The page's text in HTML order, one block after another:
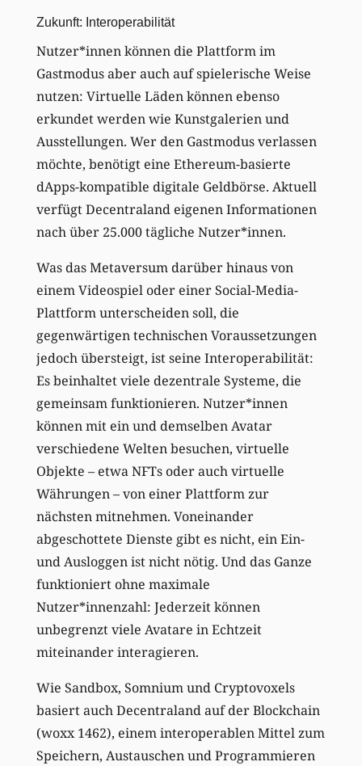
Zukunft: Interoperabilität
Nutzer*innen können die Plattform im
Gastmodus aber auch auf spielerische Weise
nutzen: Virtuelle Läden können ebenso
erkundet werden wie Kunstgalerien und
Ausstellungen. Wer den Gastmodus verlassen
möchte, benötigt eine Ethereum-basierte
dApps-kompatible digitale Geldbörse. Aktuell
verfügt Decentraland eigenen Informationen
nach über 25.000 tägliche Nutzer*innen.
Was das Metaversum darüber hinaus von
einem Videospiel oder einer Social-Media-
Plattform unterscheiden soll, die
gegenwärtigen technischen Voraussetzungen
jedoch übersteigt, ist seine Interoperabilität:
Es beinhaltet viele dezentrale Systeme, die
gemeinsam funktionieren. Nutzer*innen
können mit ein und demselben Avatar
verschiedene Welten besuchen, virtuelle
Objekte – etwa NFTs oder auch virtuelle
Währungen – von einer Plattform zur
nächsten mitnehmen. Voneinander
abgeschottete Dienste gibt es nicht, ein Ein-
und Ausloggen ist nicht nötig. Und das Ganze
funktioniert ohne maximale
Nutzer*innenzahl: Jederzeit können
unbegrenzt viele Avatare in Echtzeit
miteinander interagieren.
Wie Sandbox, Somnium und Cryptovoxels
basiert auch Decentraland auf der Blockchain
(woxx 1462), einem interoperablen Mittel zum
Speichern, Austauschen und Programmieren